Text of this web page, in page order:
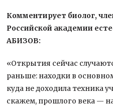
Комментирует биолог,
Российской академии
АБИЗОВ:
«Открытия сейчас
раньше: находки в
куда не доходила техника
скажем, прошлого века —